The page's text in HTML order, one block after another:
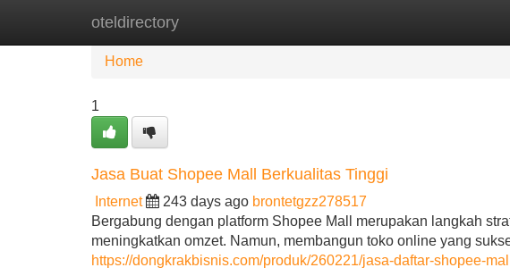
oteldirectory
Home
Home
1
Jasa Buat Shopee Mall Berkualitas Tinggi
Internet 243 days ago brontetgzz278517
Bergabung dengan platform Shopee Mall merupakan langkah
meningkatkan omzet. Namun, membangun toko online yang
https://dongkrakbisnis.com/produk/260221/jasa-daftar-shopee-